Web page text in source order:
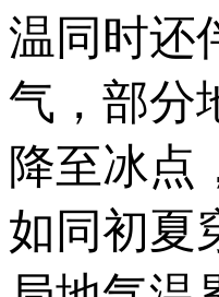
温同时还
气，部分
降至冰点
如同初夏